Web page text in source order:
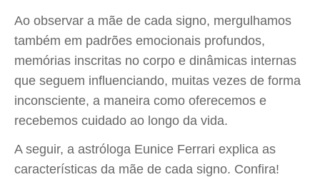
Ao observar a mãe de cada signo, mergulhamos
também em padrões emocionais profundos,
memórias inscritas no corpo e dinâmicas internas
que seguem influenciando, muitas vezes de forma
inconsciente, a maneira como oferecemos e
recebemos cuidado ao longo da vida.
A seguir, a astróloga Eunice Ferrari explica as
características da mãe de cada signo. Confira!